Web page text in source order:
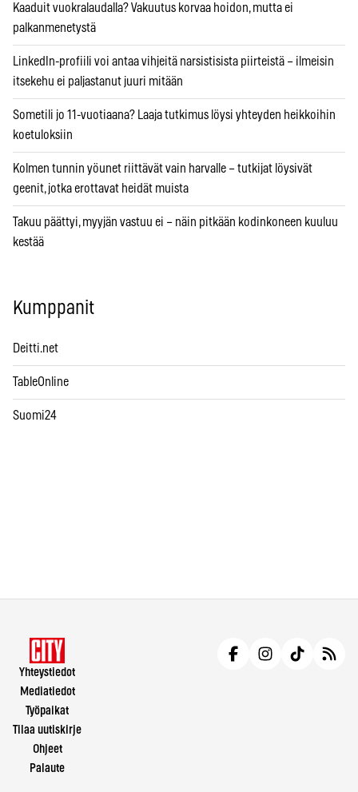
Kaaduit vuokralaudalla? Vakuutus korvaa hoidon, mutta ei
palkanmenetystä
LinkedIn-profiili voi antaa vihjeitä narsistisista piirteistä – ilmeisin
itsekehu ei paljastanut juuri mitään
Sometili jo 11-vuotiaana? Laaja tutkimus löysi yhteyden heikkoihin
koetuloksiin
Kolmen tunnin yöunet riittävät vain harvalle – tutkijat löysivät
geenit, jotka erottavat heidät muista
Takuu päättyi, myyjän vastuu ei – näin pitkään kodinkoneen kuuluu
kestää
Kumppanit
Deitti.net
TableOnline
Suomi24
Yhteystiedot
Mediatiedot
Työpaikat
Tilaa uutiskirje
Ohjeet
Palaute